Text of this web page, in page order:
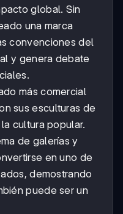
global. Sin
una marca
convenciones del
y genera debate
más comercial
sus esculturas de
cultura popular.
de galerías y
en uno de
demostrando
puede ser un